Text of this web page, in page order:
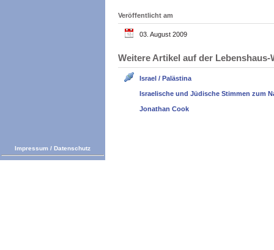
Veröffentlicht am
03. August 2009
Weitere Artikel auf der
Israel / Palästina
Israelische und Jüdische Stimmen zum
Jonathan Cook
Impressum / Datenschutz